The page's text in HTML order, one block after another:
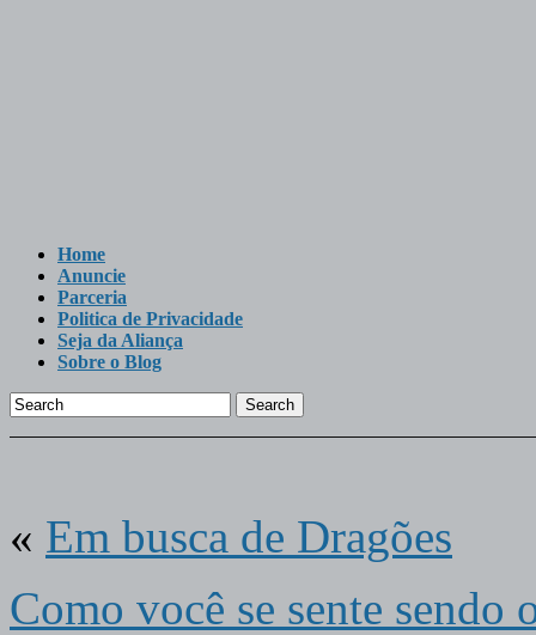
Home
Anuncie
Parceria
Politica de Privacidade
Seja da Aliança
Sobre o Blog
Search
« Em busca de Dragões
Como você se sente sendo